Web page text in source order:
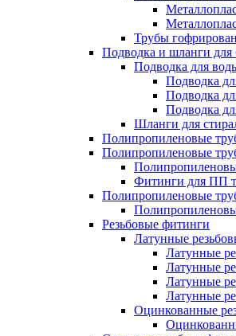
Трубы
Подводка и шланги для
Подводка для
Подводка
Подводка
Подводка
Шланги для
Полипропиленовые
Полипропиленовые
Фитинги для ПП
Полипропиленовые
Резьбовые фитинги
Латунные
Латунные
Латунные
Латунные
Латунные
Оцинкованные